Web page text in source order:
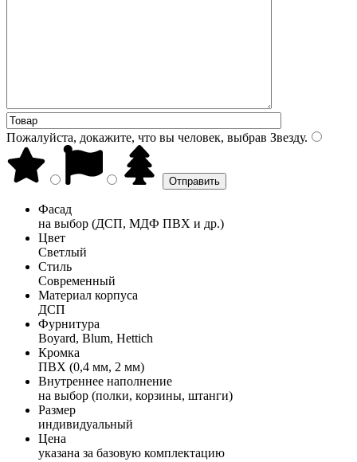
Пожалуйста, докажите, что вы человек, выбрав Звезду.
Фасад
на выбор (ДСП, МДФ ПВХ и др.)
Цвет
Светлый
Стиль
Современный
Материал корпуса
ДСП
Фурнитура
Boyard, Blum, Hettich
Кромка
ПВХ (0,4 мм, 2 мм)
Внутреннее наполнение
на выбор (полки, корзины, штанги)
Размер
индивидуальный
Цена
указана за базовую комплектацию